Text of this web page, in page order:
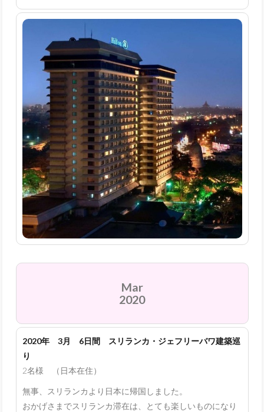
Mar
2020
2020年 3月 6日間 スリランカ・ジェフリーバワ建築巡
り
2名様 （日本在住）
無事、スリランカより日本に帰国しました。
おかげさまでスリランカ滞在は、とても楽しいものになり